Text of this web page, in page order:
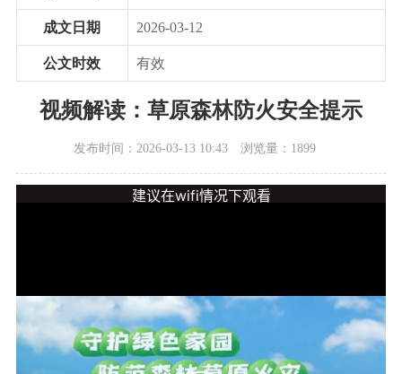
成文日期 2026-03-12
公文时效 有效
视频解读：草原森林防火安全提示
发布时间：2026-03-13 10:43 浏览量：1899